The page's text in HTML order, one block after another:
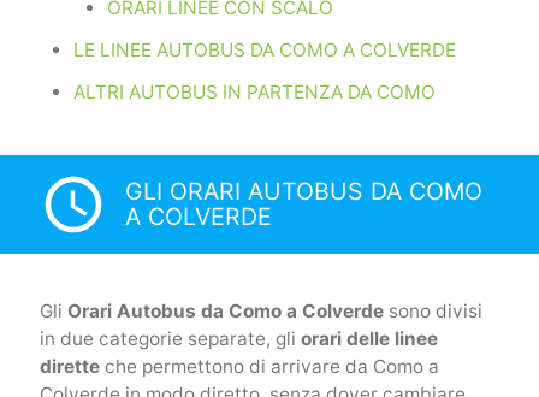
ORARI LINEE CON SCALO
LE LINEE AUTOBUS DA COMO A COLVERDE
ALTRI AUTOBUS IN PARTENZA DA COMO
access_time
GLI ORARI AUTOBUS DA COMO
A COLVERDE
Gli Orari Autobus da Como a Colverdesono divisi
in due categorie separate, gli orari delle linee
diretteche permettono di arrivare da Como a